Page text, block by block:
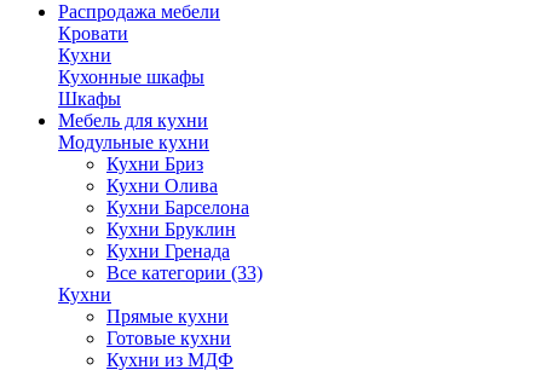
Распродажа мебели
Кровати
Кухни
Кухонные шкафы
Шкафы
Мебель для кухни
Модульные кухни
Кухни Бриз
Кухни Олива
Кухни Барселона
Кухни Бруклин
Кухни Гренада
Все категории (33)
Кухни
Прямые кухни
Готовые кухни
Кухни из МДФ